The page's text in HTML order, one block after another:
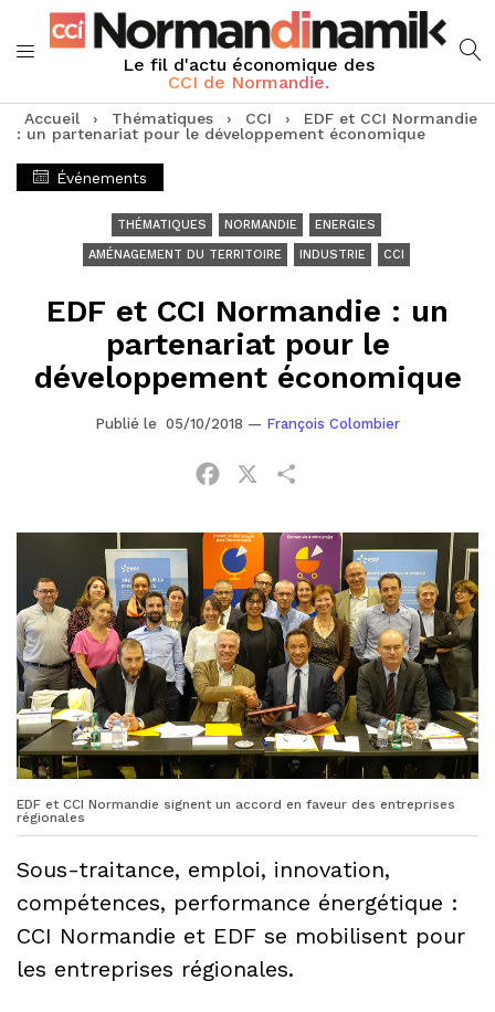
Le fil d'actu économique des
CCI de Normandie.
Accueil › Thématiques › CCI ›
EDF et CCI Normandie
: un partenariat pour le développement économique
Événements
THÉMATIQUES NORMANDIE ENERGIES
AMÉNAGEMENT DU TERRITOIRE INDUSTRIE CCI
EDF et CCI Normandie : un
partenariat pour le
développement économique
Publié le 05/10/2018 — François Colombier
Facebook
EDF et CCI Normandie signent un accord en faveur des entreprises
régionales
Sous-traitance, emploi, innovation,
compétences, performance énergétique :
CCI Normandie et EDF se mobilisent pour
les entreprises régionales.